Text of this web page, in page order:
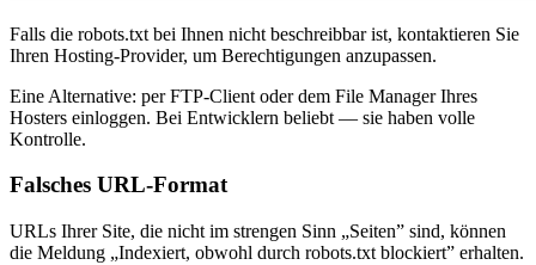
Falls die robots.txt bei Ihnen nicht beschreibbar ist, kontaktieren Sie
Ihren Hosting-Provider, um Berechtigungen anzupassen.
Eine Alternative: per FTP-Client oder dem File Manager Ihres
Hosters einloggen. Bei Entwicklern beliebt — sie haben volle
Kontrolle.
Falsches URL-Format
URLs Ihrer Site, die nicht im strengen Sinn „Seiten” sind, können
die Meldung „Indexiert, obwohl durch robots.txt blockiert” erhalten.